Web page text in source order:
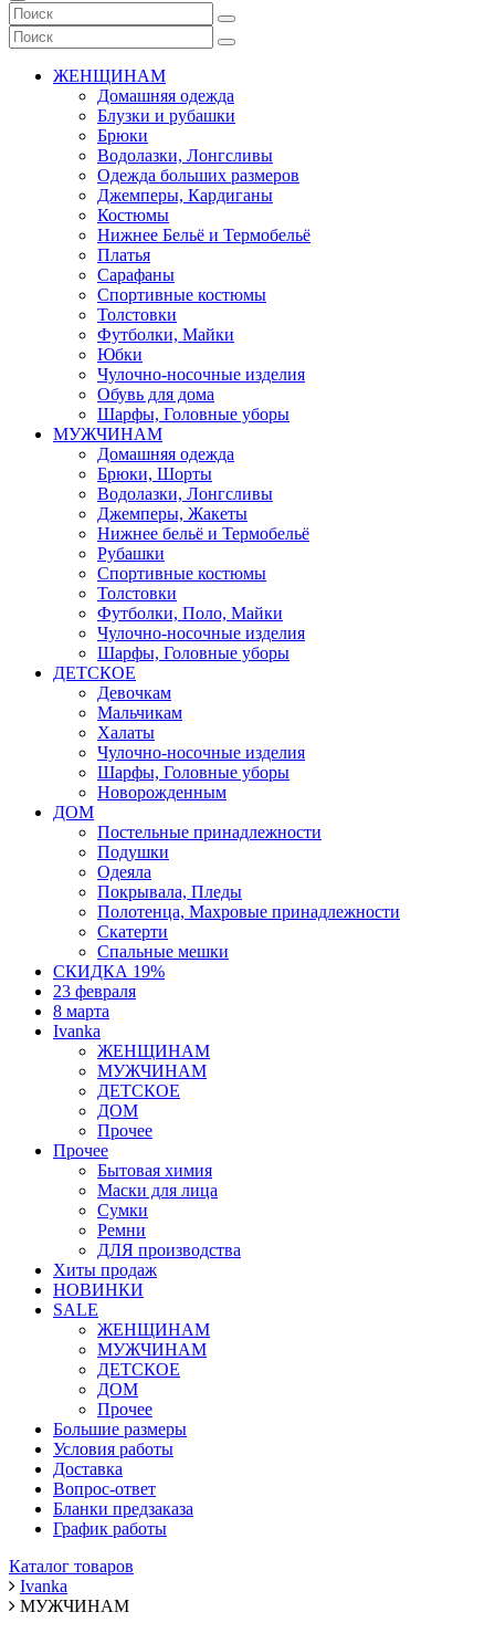
ЖЕНЩИНАМ
Домашняя одежда
Блузки и рубашки
Брюки
Водолазки, Лонгсливы
Одежда больших размеров
Джемперы, Кардиганы
Костюмы
Нижнее Бельё и Термобельё
Платья
Сарафаны
Спортивные костюмы
Толстовки
Футболки, Майки
Юбки
Чулочно-носочные изделия
Обувь для дома
Шарфы, Головные уборы
МУЖЧИНАМ
Домашняя одежда
Брюки, Шорты
Водолазки, Лонгсливы
Джемперы, Жакеты
Нижнее бельё и Термобельё
Рубашки
Спортивные костюмы
Толстовки
Футболки, Поло, Майки
Чулочно-носочные изделия
Шарфы, Головные уборы
ДЕТСКОЕ
Девочкам
Мальчикам
Халаты
Чулочно-носочные изделия
Шарфы, Головные уборы
Новорожденным
ДОМ
Постельные принадлежности
Подушки
Одеяла
Покрывала, Пледы
Полотенца, Махровые принадлежности
Скатерти
Спальные мешки
СКИДКА 19%
23 февраля
8 марта
Ivanka
ЖЕНЩИНАМ
МУЖЧИНАМ
ДЕТСКОЕ
ДОМ
Прочее
Прочее
Бытовая химия
Маски для лица
Сумки
Ремни
ДЛЯ производства
Хиты продаж
НОВИНКИ
SALE
ЖЕНЩИНАМ
МУЖЧИНАМ
ДЕТСКОЕ
ДОМ
Прочее
Большие размеры
Условия работы
Доставка
Вопрос-ответ
Бланки предзаказа
График работы
Каталог товаров
Ivanka
МУЖЧИНАМ